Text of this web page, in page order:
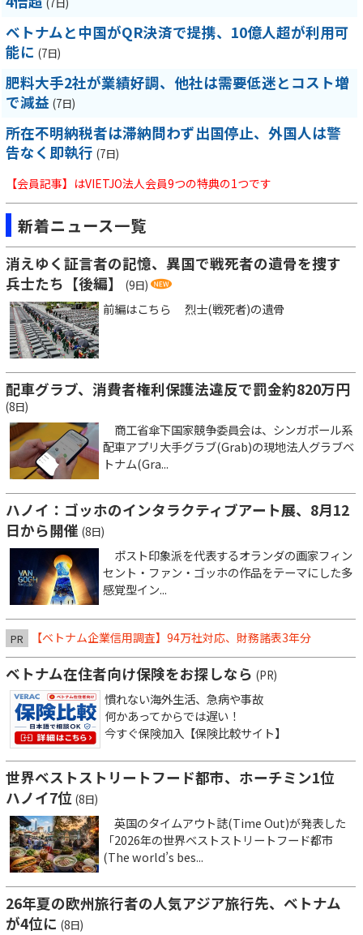
ベトナムと中国がQR決済で提携、10億人超が利用可
能に (7日)
肥料大手2社が業績好調、他社は需要低迷とコスト増
で減益 (7日)
所在不明納税者は滞納問わず出国停止、外国人は警
告なく即執行 (7日)
【会員記事】はVIETJO法人会員9つの特典の1つです
新着ニュース一覧
消えゆく証言者の記憶、異国で戦死者の遺骨を捜す
兵士たち【後編】
(9日)
前編はこちら 烈士(戦死者)の遺骨
配車グラブ、消費者権利保護法違反で罰金約820万円
(8日)
商工省傘下国家競争委員会は、シンガポール系
配車アプリ大手グラブ(Grab)の現地法人グラブベ
トナム(Gra...
ハノイ：ゴッホのインタラクティブアート展、8月12
日から開催 (8日)
ポスト印象派を代表するオランダの画家フィン
セント・ファン・ゴッホの作品をテーマにした多
感覚型イン...
PR 【ベトナム企業信用調査】94万社対応、財務諸表3年分
ベトナム在住者向け保険をお探しなら (PR)
慣れない海外生活、急病や事故
何かあってからでは遅い！
今すぐ保険加入【保険比較サイト】
世界ベストストリートフード都市、ホーチミン1位
ハノイ7位 (8日)
英国のタイムアウト誌(Time Out)が発表した
「2026年の世界ベストストリートフード都市
(The world’s bes...
26年夏の欧州旅行者の人気アジア旅行先、ベトナム
が4位に (8日)